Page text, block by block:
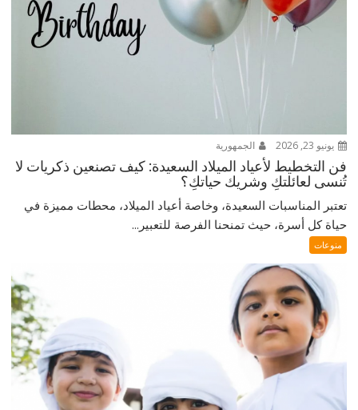
يونيو 23, 2026 الجمهورية
فن التخطيط لأعياد الميلاد السعيدة: كيف تصنعين ذكريات لا
تُنسى لعائلتكِ وشريك حياتكِ؟
تعتبر المناسبات السعيدة، وخاصة أعياد الميلاد، محطات مميزة في
حياة كل أسرة، حيث تمنحنا الفرصة للتعبير...
منوعات